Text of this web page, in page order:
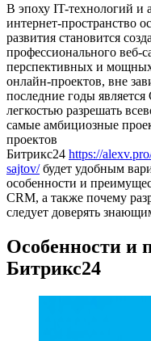
В эпоху IT-технологий и
интернет-пространство
развития становится
профессионального веб-
перспективных и
онлайн-проектов, вне
последние годы
легкостью разрешать
самые амбициозные
проектов
Битрикс24 https://
sajtov/будет удобным
особенности и
CRM, а также почему
следует доверять
Особенности и
Битрикс24